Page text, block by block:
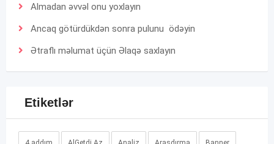
Almadan əvvəl onu yoxlayın
Ancaq götürdükdən sonra pulunu ödəyin
Ətraflı məlumat üçün Əlaqə saxlayın
Etiketlər